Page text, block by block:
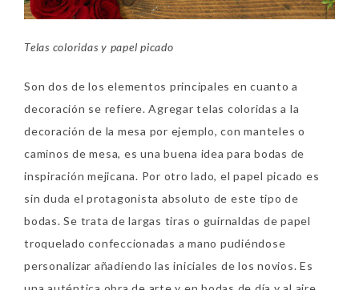
Telas coloridas y papel picado
Son dos de los elementos principales en cuanto a
decoración se refiere. Agregar telas coloridas a la
decoración de la mesa por ejemplo, con manteles o
caminos de mesa, es una buena idea para bodas de
inspiración mejicana. Por otro lado, el papel picado es
sin duda el protagonista absoluto de este tipo de
bodas. Se trata de largas tiras o guirnaldas de papel
troquelado confeccionadas a mano pudiéndose
personalizar añadiendo las iniciales de los novios. Es